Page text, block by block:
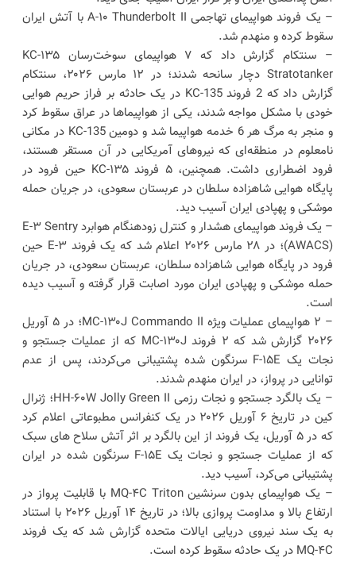
– یک فروند هواپیمای تهاجمی A-۱۰ Thunderbolt II با آتش ایران
سقوط کرده و منهدم شد.
– سنتکام گزارش داد که ۷ هواپیمای سوخت‌رسان KC-۱۳۵
Stratotanker دچار سانحه شدند؛ در ۱۲ مارس ۲۰۲۶، سنتکام
گزارش داد که 2 فروند KC-135 در یک حادثه بر فراز حریم هوایی
خودی با مشکل مواجه شدند، یکی از هواپیماها در عراق سقوط کرد
و منجر به مرگ هر 6 خدمه هواپیما شد و دومین KC-135 در مکانی
نامعلوم در منطقه‌ای که نیروهای آمریکایی در آن مستقر هستند،
فرود اضطراری داشت. همچنین، ۵ فروند KC-۱۳۵ حین فرود در
پایگاه هوایی شاهزاده سلطان در عربستان سعودی، در جریان حمله
موشکی و پهپادی ایران آسیب دید.
– یک فروند هواپیمای هشدار و کنترل زودهنگام هوابرد E-۳ Sentry
(AWACS)؛ در ۲۸ مارس ۲۰۲۶ اعلام شد که یک فروند E-۳ حین
فرود در پایگاه هوایی شاهزاده سلطان، عربستان سعودی، در جریان
حمله موشکی و پهپادی ایران مورد اصابت قرار گرفته و آسیب دیده
است.
– ۲ هواپیمای عملیات ویژه MC-۱۳۰J Commando II؛ در ۵ آوریل
۲۰۲۶ گزارش شد که ۲ فروند MC-۱۳۰J که از عملیات جستجو و
نجات یک F-۱۵E سرنگون شده پشتیبانی می‌کردند، پس از عدم
توانایی در پرواز، در ایران منهدم شدند.
– یک بالگرد جستجو و نجات رزمی HH-۶۰W Jolly Green II؛ ژنرال
کین در تاریخ ۶ آوریل ۲۰۲۶ در یک کنفرانس مطبوعاتی اعلام کرد
که در ۵ آوریل، یک فروند از این بالگرد بر اثر آتش سلاح‌ های سبک
که از عملیات جستجو و نجات یک F-۱۵E سرنگون شده در ایران
پشتیبانی می‌کرد، آسیب دید.
– یک هواپیمای بدون سرنشین MQ-۴C Triton با قابلیت پرواز در
ارتفاع بالا و مداومت پروازی بالا؛ در تاریخ ۱۴ آوریل ۲۰۲۶ با استناد
به یک سند نیروی دریایی ایالات متحده گزارش شد که یک فروند
MQ-۴C در یک حادثه سقوط کرده است.